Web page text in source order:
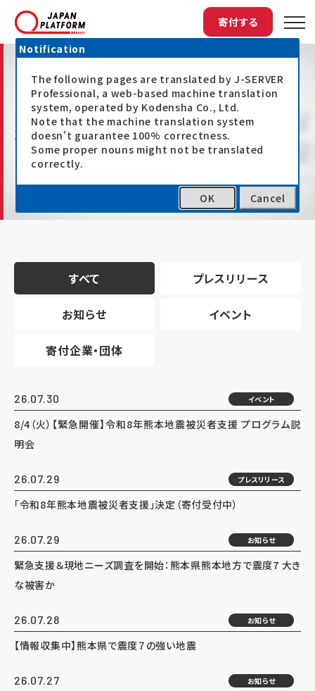
寄付する
最新情報
すべて プレスリリース
お知らせ イベント
寄付企業・団体
26.07.30 イベント
8/4（火）【緊急開催】令和8年熊本地震被災者支援 プログラム説
明会
26.07.29 プレスリリース
「令和8年熊本地震被災者支援」決定（寄付受付中）
26.07.29 お知らせ
緊急支援＆現地ニーズ調査を開始：熊本県熊本地方で震度7 大き
な被害か
26.07.28 お知らせ
【情報収集中】熊本県で震度７の強い地震
26.07.27 お知らせ
Notification
The following pages are translated by J-SERVER
Professional, a web-based machine translation
system, operated by Kodensha Co., Ltd.
Note that the machine translation system
doesn't guarantee 100% correctness.
Some proper nouns might not be translated
correctly.
OK Cancel